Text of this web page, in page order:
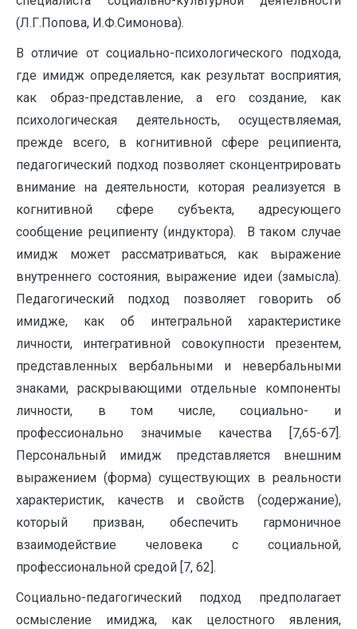
(Л.Г.Попова, И.Ф.Симонова).
В отличие от социально-психологического подхода,
где имидж определяется, как результат восприятия,
как образ-представление, а его создание, как
психологическая деятельность, осуществляемая,
прежде всего, в когнитивной сфере реципиента,
педагогический подход позволяет сконцентрировать
внимание на деятельности, которая реализуется в
когнитивной сфере субъекта, адресующего
сообщение реципиенту (индуктора). В таком случае
имидж может рассматриваться, как выражение
внутреннего состояния, выражение идеи (замысла).
Педагогический подход позволяет говорить об
имидже, как об интегральной характеристике
личности, интегративной совокупности презентем,
представленных вербальными и невербальными
знаками, раскрывающими отдельные компоненты
личности, в том числе, социально- и
профессионально значимые качества [7,65-67].
Персональный имидж представляется внешним
выражением (форма) существующих в реальности
характеристик, качеств и свойств (содержание),
который призван, обеспечить гармоничное
взаимодействие человека с социальной,
профессиональной средой [7, 62].
Социально-педагогический подход предполагает
осмысление имиджа, как целостного явления,